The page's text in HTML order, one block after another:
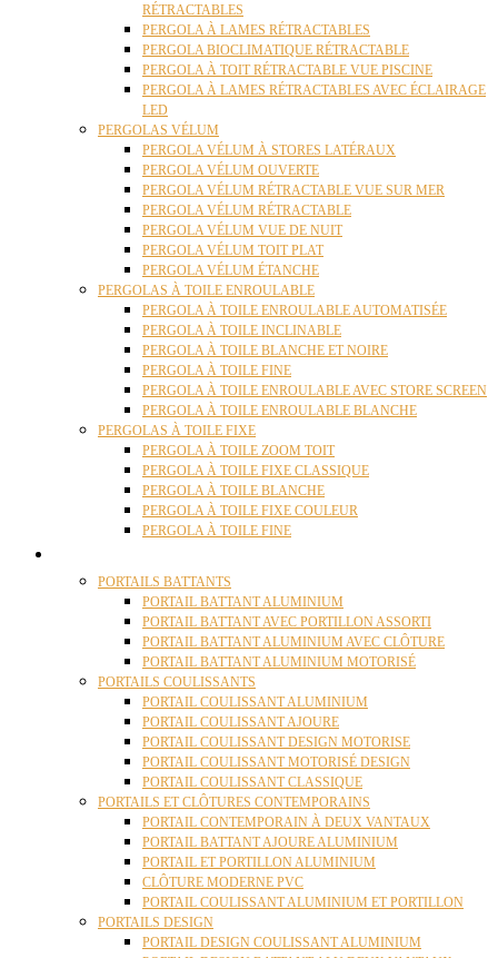
RÉTRACTABLES
PERGOLA À LAMES RÉTRACTABLES
PERGOLA BIOCLIMATIQUE RÉTRACTABLE
PERGOLA À TOIT RÉTRACTABLE VUE PISCINE
PERGOLA À LAMES RÉTRACTABLES AVEC ÉCLAIRAGE
LED
PERGOLAS VÉLUM
PERGOLA VÉLUM À STORES LATÉRAUX
PERGOLA VÉLUM OUVERTE
PERGOLA VÉLUM RÉTRACTABLE VUE SUR MER
PERGOLA VÉLUM RÉTRACTABLE
PERGOLA VÉLUM VUE DE NUIT
PERGOLA VÉLUM TOIT PLAT
PERGOLA VÉLUM ÉTANCHE
PERGOLAS À TOILE ENROULABLE
PERGOLA À TOILE ENROULABLE AUTOMATISÉE
PERGOLA À TOILE INCLINABLE
PERGOLA À TOILE BLANCHE ET NOIRE
PERGOLA À TOILE FINE
PERGOLA À TOILE ENROULABLE AVEC STORE SCREEN
PERGOLA À TOILE ENROULABLE BLANCHE
PERGOLAS À TOILE FIXE
PERGOLA À TOILE ZOOM TOIT
PERGOLA À TOILE FIXE CLASSIQUE
PERGOLA À TOILE BLANCHE
PERGOLA À TOILE FIXE COULEUR
PERGOLA À TOILE FINE
PORTAILS BATTANTS
PORTAIL BATTANT ALUMINIUM
PORTAIL BATTANT AVEC PORTILLON ASSORTI
PORTAIL BATTANT ALUMINIUM AVEC CLÔTURE
PORTAIL BATTANT ALUMINIUM MOTORISÉ
PORTAILS COULISSANTS
PORTAIL COULISSANT ALUMINIUM
PORTAIL COULISSANT AJOURE
PORTAIL COULISSANT DESIGN MOTORISE
PORTAIL COULISSANT MOTORISÉ DESIGN
PORTAIL COULISSANT CLASSIQUE
PORTAILS ET CLÔTURES CONTEMPORAINS
PORTAIL CONTEMPORAIN À DEUX VANTAUX
PORTAIL BATTANT AJOURE ALUMINIUM
PORTAIL ET PORTILLON ALUMINIUM
CLÔTURE MODERNE PVC
PORTAIL COULISSANT ALUMINIUM ET PORTILLON
PORTAILS DESIGN
PORTAIL DESIGN COULISSANT ALUMINIUM